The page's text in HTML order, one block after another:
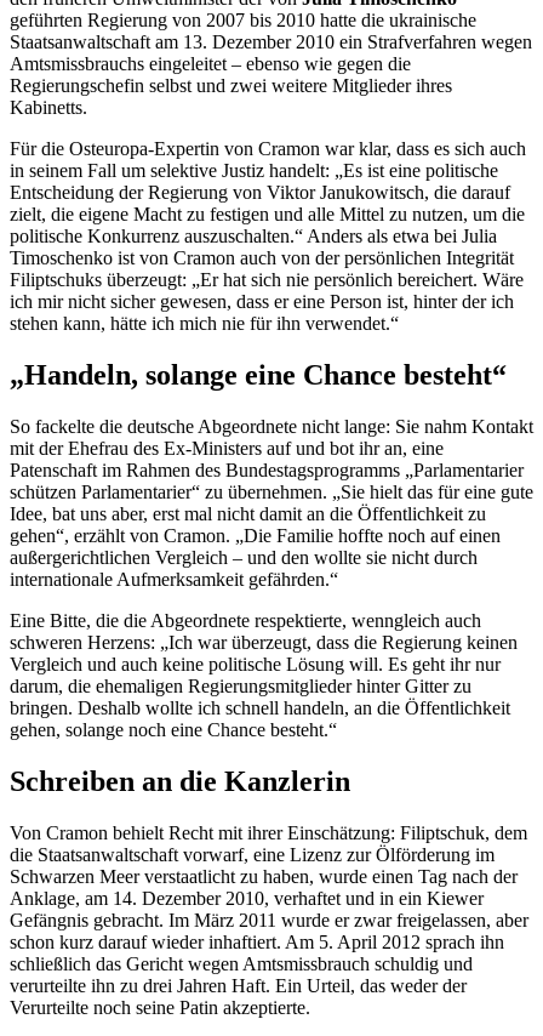
geführten Regierung von 2007 bis 2010 hatte die ukrainische
Staatsanwaltschaft am 13. Dezember 2010 ein Strafverfahren wegen
Amtsmissbrauchs eingeleitet – ebenso wie gegen die
Regierungschefin selbst und zwei weitere Mitglieder ihres
Kabinetts.
Für die Osteuropa-Expertin von Cramon war klar, dass es sich auch
in seinem Fall um selektive Justiz handelt: „Es ist eine politische
Entscheidung der Regierung von Viktor Janukowitsch, die darauf
zielt, die eigene Macht zu festigen und alle Mittel zu nutzen, um die
politische Konkurrenz auszuschalten.“ Anders als etwa bei Julia
Timoschenko ist von Cramon auch von der persönlichen Integrität
Filiptschuks überzeugt: „Er hat sich nie persönlich bereichert. Wäre
ich mir nicht sicher gewesen, dass er eine Person ist, hinter der ich
stehen kann, hätte ich mich nie für ihn verwendet.“
„Handeln, solange eine Chance besteht“
So fackelte die deutsche Abgeordnete nicht lange: Sie nahm Kontakt
mit der Ehefrau des Ex-Ministers auf und bot ihr an, eine
Patenschaft im Rahmen des Bundestagsprogramms „Parlamentarier
schützen Parlamentarier“ zu übernehmen. „Sie hielt das für eine gute
Idee, bat uns aber, erst mal nicht damit an die Öffentlichkeit zu
gehen“, erzählt von Cramon. „Die Familie hoffte noch auf einen
außergerichtlichen Vergleich – und den wollte sie nicht durch
internationale Aufmerksamkeit gefährden.“
Eine Bitte, die die Abgeordnete respektierte, wenngleich auch
schweren Herzens: „Ich war überzeugt, dass die Regierung keinen
Vergleich und auch keine politische Lösung will. Es geht ihr nur
darum, die ehemaligen Regierungsmitglieder hinter Gitter zu
bringen. Deshalb wollte ich schnell handeln, an die Öffentlichkeit
gehen, solange noch eine Chance besteht.“
Schreiben an die Kanzlerin
Von Cramon behielt Recht mit ihrer Einschätzung: Filiptschuk, dem
die Staatsanwaltschaft vorwarf, eine Lizenz zur Ölförderung im
Schwarzen Meer verstaatlicht zu haben, wurde einen Tag nach der
Anklage, am 14. Dezember 2010, verhaftet und in ein Kiewer
Gefängnis gebracht. Im März 2011 wurde er zwar freigelassen, aber
schon kurz darauf wieder inhaftiert. Am 5. April 2012 sprach ihn
schließlich das Gericht wegen Amtsmissbrauch schuldig und
verurteilte ihn zu drei Jahren Haft. Ein Urteil, das weder der
Verurteilte noch seine Patin akzeptierte.